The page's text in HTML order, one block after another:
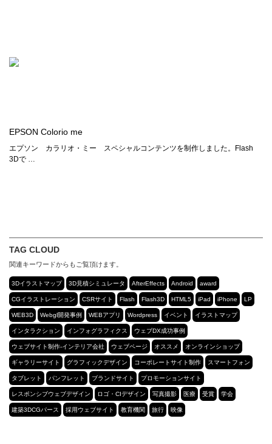
EPSON Colorio me
エプソン カラリオ・ミー スペシャルコンテンツを制作しました。Flash
3Dで …
TAG CLOUD
関連キーワードからもご覧頂けます。
3Dイラストマップ 3D見積シミュレータ AfterEffects Android award
CGイラストレーション CSRサイト Flash Flash3D HTML5 iPad iPhone LP
WEB3D Webgl開発事例 WEBアプリ Wordpress イベント イラストマップ
インタラクション インフォグラフィクス ウェブDX成功事例
ウェブサイト制作-インテリア会社 ウェブページ オススメ オンラインショップ
ギャラリーサイト グラフィックデザイン コーポレートサイト制作 スマートフォン
タブレット パンフレット ブランドサイト プロモーションサイト
レスポンシブウェブデザイン ロゴ・CIデザイン 写真撮影 医療 受賞 学会
建築3DCGパース 採用ウェブサイト 教育機関 旅行 映像